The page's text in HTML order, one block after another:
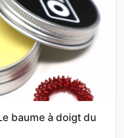
baume à doigt du